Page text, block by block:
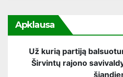
Apklausa
Už kurią partiją
Širvintų rajono